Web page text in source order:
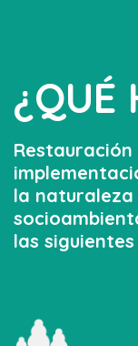
¿QUÉ
la
las